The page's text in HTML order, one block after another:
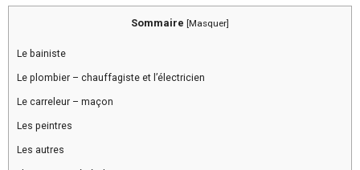
Sommaire [Masquer]
Le bainiste
Le plombier – chauffagiste et l’électricien
Le carreleur – maçon
Les peintres
Les autres